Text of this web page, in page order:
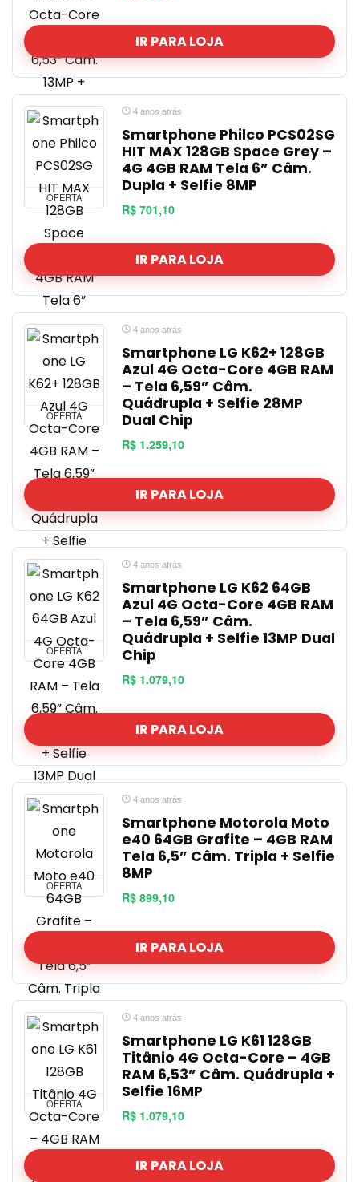
IR PARA LOJA
OFERTA
4 anos atrás
Smartphone Philco PCS02SG
HIT MAX 128GB Space Grey –
4G 4GB RAM Tela 6” Câm.
Dupla + Selfie 8MP
R$ 701,10
IR PARA LOJA
OFERTA
4 anos atrás
Smartphone LG K62+ 128GB
Azul 4G Octa-Core 4GB RAM
– Tela 6,59” Câm.
Quádrupla + Selfie 28MP
Dual Chip
R$ 1.259,10
IR PARA LOJA
OFERTA
4 anos atrás
Smartphone LG K62 64GB
Azul 4G Octa-Core 4GB RAM
– Tela 6,59” Câm.
Quádrupla + Selfie 13MP Dual
Chip
R$ 1.079,10
IR PARA LOJA
OFERTA
4 anos atrás
Smartphone Motorola Moto
e40 64GB Grafite – 4GB RAM
Tela 6,5” Câm. Tripla + Selfie
8MP
R$ 899,10
IR PARA LOJA
OFERTA
4 anos atrás
Smartphone LG K61 128GB
Titânio 4G Octa-Core – 4GB
RAM 6,53” Câm. Quádrupla +
Selfie 16MP
R$ 1.079,10
IR PARA LOJA